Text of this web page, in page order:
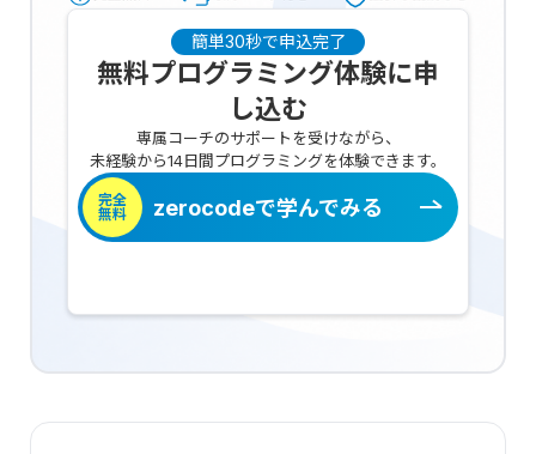
簡単30秒で申込完了
無料プログラミング体験に申
し込む
専属コーチのサポートを受けながら、
未経験から14日間プログラミングを体験できます。
完全
無料
zerocodeで学んでみる